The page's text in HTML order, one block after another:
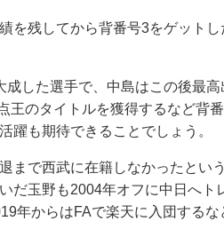
を残してから背番号3をゲット
成した選手で、中島はこの後最
王のタイトルを獲得するなど背
躍も期待できることでしょう。
まで西武に在籍しなかったとい
だ玉野も2004年オフに中日へト
年からはFAで楽天に入団する